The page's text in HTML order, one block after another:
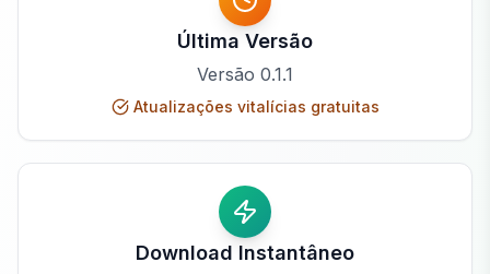
Última Versão
Versão 0.1.1
Atualizações vitalícias gratuitas
Download Instantâneo